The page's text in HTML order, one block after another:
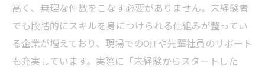
高く、無理な件数をこなす必要がありません。未経験者
でも段階的にスキルを身につけられる仕組みが整ってい
る企業が増えており、現場でのOJTや先輩社員のサポート
も充実しています。実際に「未経験からスタートした